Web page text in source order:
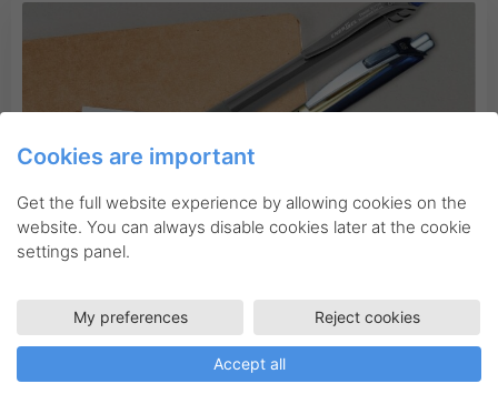
1300 meters skrivelængde!
Cookies are important
Get the full website experience by allowing cookies on the
website. You can always disable cookies later at the cookie
settings panel.
My preferences Reject cookies
Accept all